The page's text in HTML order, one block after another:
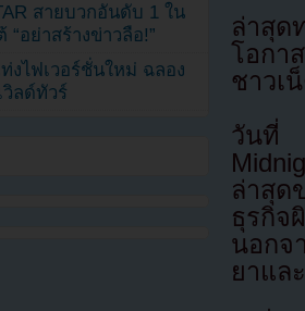
ล่าสุด
โอกา
ชาวเ
วันที่
ล่าสุด
ธุรกิจ
นอกจ
ยาแล
สายบวกอันดับ 1 ใน
“อย่าสร้างข่าวลือ!”
งไฟเวอร์ชั่นใหม่ ฉลอง
ลด์ทัวร์